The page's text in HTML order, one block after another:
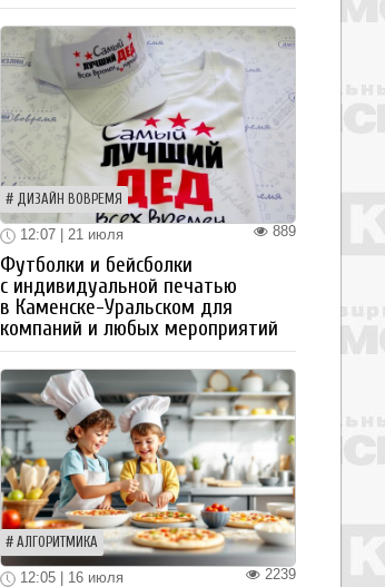
ДИЗАЙН ВОВРЕМЯ
889
12:07 | 21 июля
Футболки и бейсболки
с индивидуальной печатью
в Каменске-Уральском для
компаний и любых мероприятий
АЛГОРИТМИКА
2239
12:05 | 16 июля